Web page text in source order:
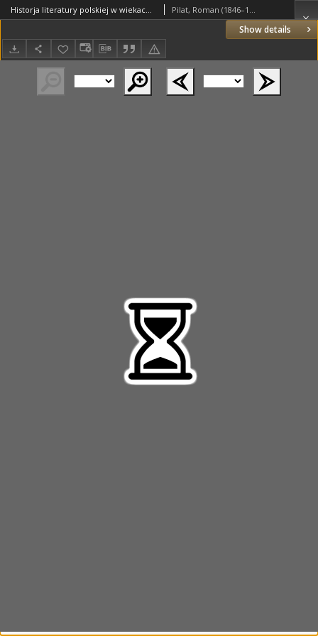
Show details
Historja literatury polskiej w wiekach średnich od przyjęcia chrześcijaństwa w Polsce do końca XV wieku (965-1500). Część trzecia. Rozwój poezji łacińskiej w pierwszej połowie wieku XVI poezja polska do Kochanowskiego Pilat, Roman (1846–1906)